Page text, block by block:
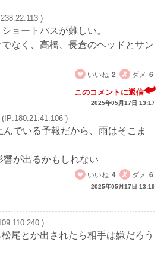
)
ョートパスが難しい。
なく、高橋、長倉のヘッドとサン
いいね 2 ダメ 6
このコメントに返信
2025年05月17日 13:17
(IP:180.21.41.106 )
でいる予報だから、雨はそこま
響が出るかもしれない
いいね 4 ダメ 6
2025年05月17日 13:19
)
尾とか出されたら相手は嫌だろう